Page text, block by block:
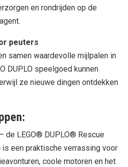
en rondrijden op de
peuters
samen waardevolle mijlpalen in
DUPLO speelgoed kunnen
ze nieuwe dingen ontdekken
de LEGO® DUPLO® Rescue
een praktische verrassing voor
coole motoren en het